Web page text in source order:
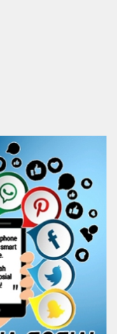
DISCLAIMER
KODE ETIK